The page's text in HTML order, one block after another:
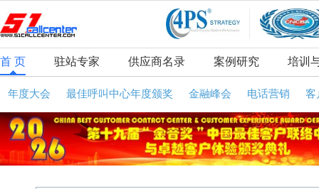
首 页 驻站专家 供应商名录 案例研究 培训
年度大会 最佳呼叫中心年度颁奖 金融峰会 电话营销 客